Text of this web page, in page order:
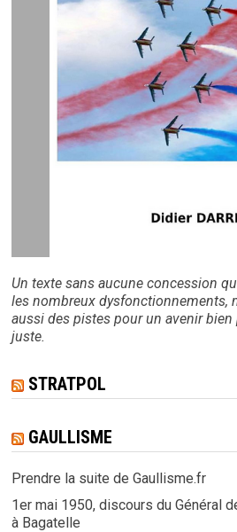
Un texte sans aucune concession
les nombreux dysfonctionnements,
aussi des pistes pour un avenir
juste.
STRATPOL
GAULLISME
Prendre la suite de Gaullisme.fr
1er mai 1950, discours du Général
à Bagatelle